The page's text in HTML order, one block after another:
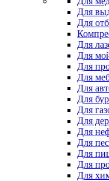
Для
Для
Для
Для
Для
Для
Для
Для
Для
Для
Для
Для
Для
Для
Для